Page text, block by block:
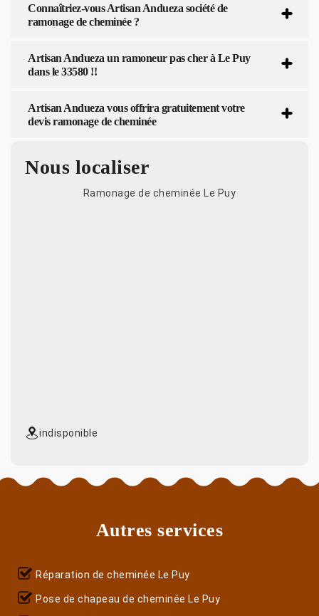
Connaîtriez-vous Artisan Andueza société de
ramonage de cheminée ?
Artisan Andueza un ramoneur pas cher à Le Puy
dans le 33580 !!
Artisan Andueza vous offrira gratuitement votre
devis ramonage de cheminée
Nous localiser
Ramonage de cheminée Le Puy
indisponible
Autres services
Réparation de cheminée Le Puy
Pose de chapeau de cheminée Le Puy